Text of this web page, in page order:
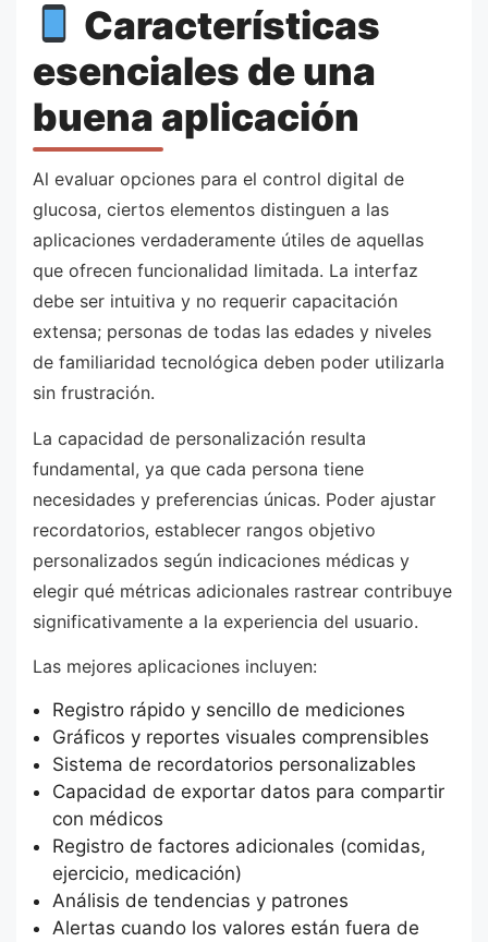
Características
esenciales de una
buena aplicación
Al evaluar opciones para el control digital de
glucosa, ciertos elementos distinguen a las
aplicaciones verdaderamente útiles de aquellas
que ofrecen funcionalidad limitada. La interfaz
debe ser intuitiva y no requerir capacitación
extensa; personas de todas las edades y niveles
de familiaridad tecnológica deben poder utilizarla
sin frustración.
La capacidad de personalización resulta
fundamental, ya que cada persona tiene
necesidades y preferencias únicas. Poder ajustar
recordatorios, establecer rangos objetivo
personalizados según indicaciones médicas y
elegir qué métricas adicionales rastrear contribuye
significativamente a la experiencia del usuario.
Las mejores aplicaciones incluyen:
Registro rápido y sencillo de mediciones
Gráficos y reportes visuales comprensibles
Sistema de recordatorios personalizables
Capacidad de exportar datos para compartir
con médicos
Registro de factores adicionales (comidas,
ejercicio, medicación)
Análisis de tendencias y patrones
Alertas cuando los valores están fuera de